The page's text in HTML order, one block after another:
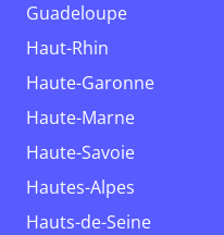
Guadeloupe
Haut-Rhin
Haute-Garonne
Haute-Marne
Haute-Savoie
Hautes-Alpes
Hauts-de-Seine